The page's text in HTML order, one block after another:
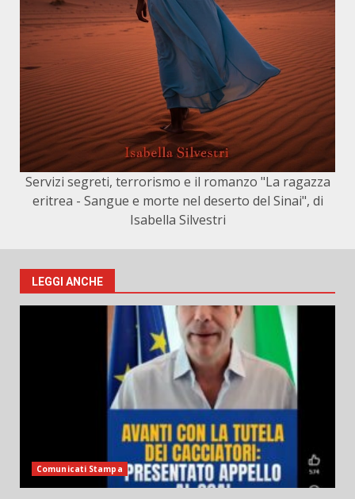
Servizi segreti, terrorismo e il romanzo "La ragazza
eritrea - Sangue e morte nel deserto del Sinai", di
Isabella Silvestri
LEGGI ANCHE
Comunicati Stampa